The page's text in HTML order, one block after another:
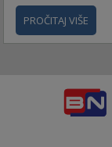
PROČITAJ VIŠE